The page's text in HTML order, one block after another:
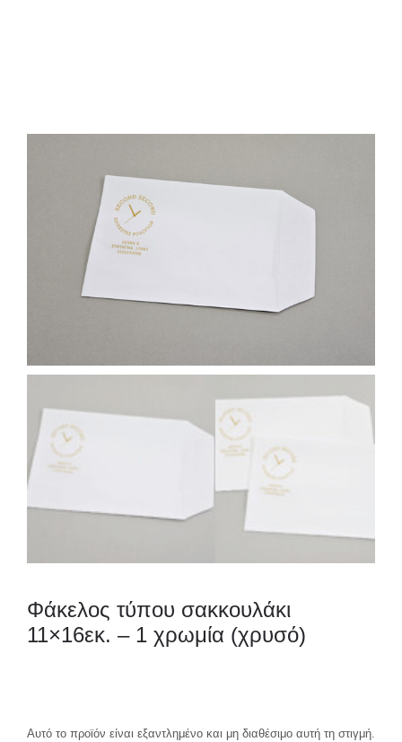
ΕΚΤΥΠΩΣΗ
Φάκελος τύπου σακκουλάκι
11×16εκ. – 1 χρωμία (χρυσό)
Αυτό το προϊόν είναι εξαντλημένο και μη διαθέσιμο αυτή τη στιγμή.